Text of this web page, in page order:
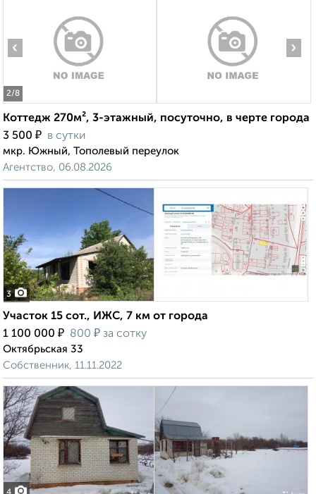
2/8
‹ ›
Коттедж 270м², 3-этажный, посуточно, в черте города
3 500 ₽ в сутки
мкр. Южный, Тополевый переулок
Агентство, 06.08.2026
3
Участок 15 сот., ИЖС, 7 км от города
1 100 000 ₽ 800 ₽ за сотку
Октябрьская 33
Собственник, 11.11.2022